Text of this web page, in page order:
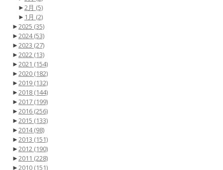
►2月 (5)
► 1月 (2)
►2025 (35)
►2024(53)
►2023 (27)
►2022 (13)
►2021 (154)
►2020 (182)
►2019 (132)
►2018 (144)
►2017 (199)
►2016 (256)
►2015 (133)
►2014(98)
►2013 (151)
►2012 (190)
►2011 (228)
►2010 (151)